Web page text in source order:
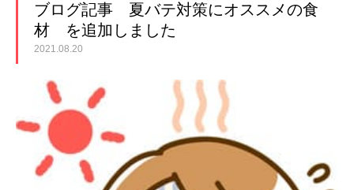
ブログ記事 夏バテ対策にオススメの食
材 を追加しました
2021.08.20